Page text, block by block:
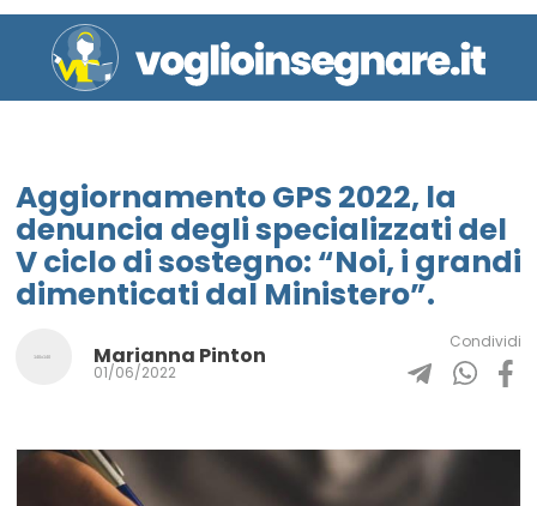
Aggiornamento GPS 2022, la
denuncia degli specializzati del
V ciclo di sostegno: “Noi, i grandi
dimenticati dal Ministero”.
Marianna Pinton
01/06/2022
Condividi